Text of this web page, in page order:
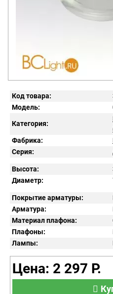
Код товара:
Модель:
Категория:
Фабрика:
Серия:
Высота:
Диаметр:
Покрытие арматуры:
Арматура:
Материал плафона:
Плафоны:
Лампы:
Цена: 2 297 Р.